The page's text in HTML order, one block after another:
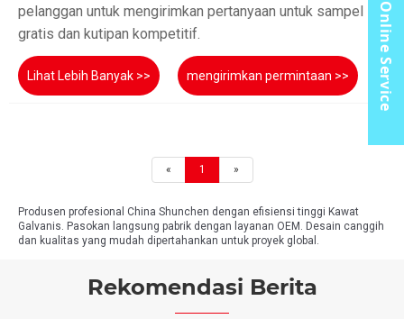
pelanggan untuk mengirimkan pertanyaan untuk sampel
gratis dan kutipan kompetitif.
Lihat Lebih Banyak >> mengirimkan permintaan >>
« 1 »
Produsen profesional China Shunchen dengan efisiensi tinggi Kawat
Galvanis. Pasokan langsung pabrik dengan layanan OEM. Desain canggih
dan kualitas yang mudah dipertahankan untuk proyek global.
Rekomendasi Berita
Online Service